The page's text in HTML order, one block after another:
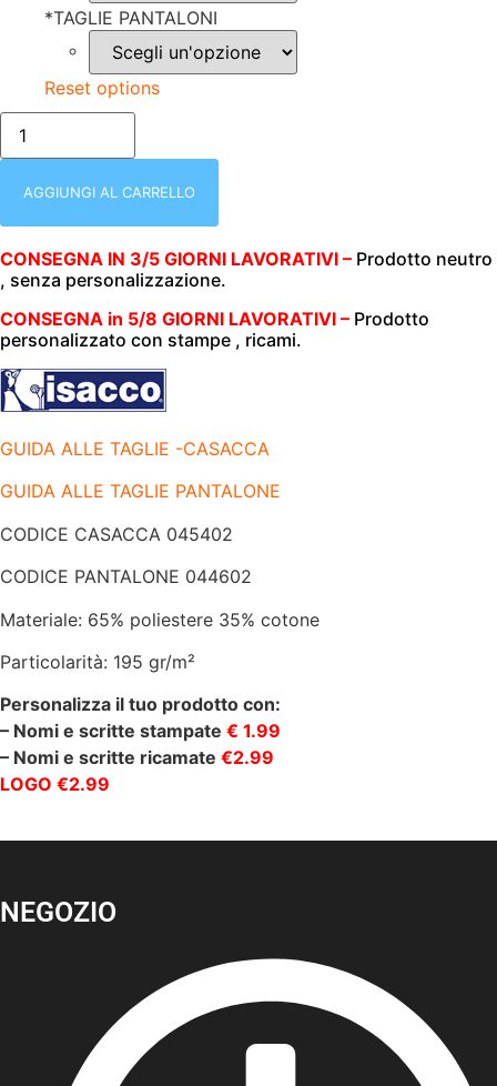
*TAGLIE PANTALONI
Reset options
isacco-
045402-
DIVISA
SANITARIA-
COLLO
V
|
|195
gr/
m2|
quantità
AGGIUNGI AL CARRELLO
CONSEGNA IN 3/5 GIORNI LAVORATIVI – Prodotto neutro
, senza personalizzazione.
CONSEGNA in 5/8 GIORNI LAVORATIVI – Prodotto
personalizzato con stampe , ricami.
GUIDA ALLE TAGLIE -CASACCA
GUIDA ALLE TAGLIE PANTALONE
CODICE CASACCA 045402
CODICE PANTALONE 044602
Materiale: 65% poliestere 35% cotone
Particolarità: 195 gr/m²
Personalizza il tuo prodotto con:
– Nomi e scritte stampate € 1.99
– Nomi e scritte ricamate €2.99
LOGO €2.99
NEGOZIO